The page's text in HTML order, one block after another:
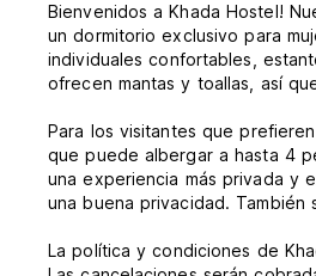
Bienvenidos a Khada Hostel!
un dormitorio exclusivo para
individuales confortables,
ofrecen mantas y toallas, así
Para los visitantes que
que puede albergar a hasta 4
una experiencia más privada y
una buena privacidad.
La política y condiciones de